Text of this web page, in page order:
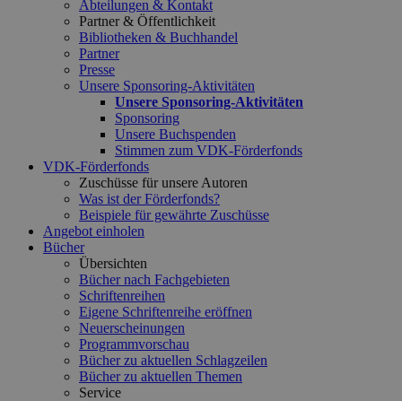
Abteilungen & Kontakt
Partner & Öffentlichkeit
Bibliotheken & Buchhandel
Partner
Presse
Unsere Sponsoring-Aktivitäten
Unsere Sponsoring-Aktivitäten
Sponsoring
Unsere Buchspenden
Stimmen zum VDK-Förderfonds
VDK-Förderfonds
Zuschüsse für unsere Autoren
Was ist der Förderfonds?
Beispiele für gewährte Zuschüsse
Angebot einholen
Bücher
Übersichten
Bücher nach Fachgebieten
Schriftenreihen
Eigene Schriftenreihe eröffnen
Neuerscheinungen
Programmvorschau
Bücher zu aktuellen Schlagzeilen
Bücher zu aktuellen Themen
Service